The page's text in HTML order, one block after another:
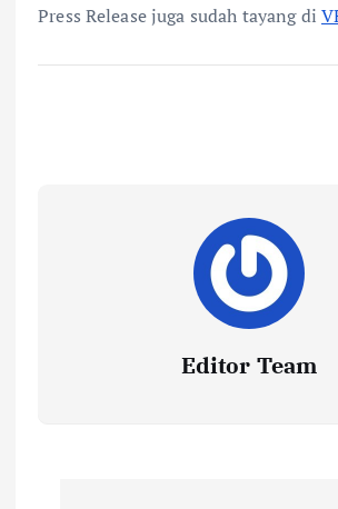
Press Release juga sudah tayang di
Editor Team